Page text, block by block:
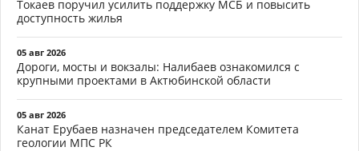
Токаев поручил усилить поддержку МСБ и повысить
доступность жилья
05 авг 2026
Дороги, мосты и вокзалы: Налибаев ознакомился с
крупными проектами в Актюбинской области
05 авг 2026
Канат Ерубаев назначен председателем Комитета
геологии МПС РК